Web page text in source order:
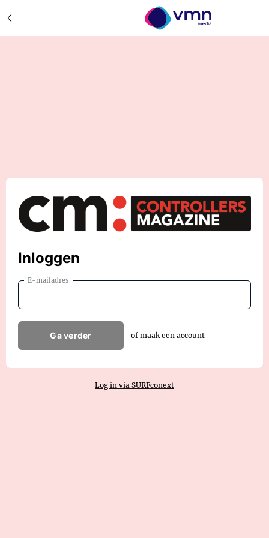
Inloggen
E-mailadres
Ga verder of maak een account
Log in via SURFconext